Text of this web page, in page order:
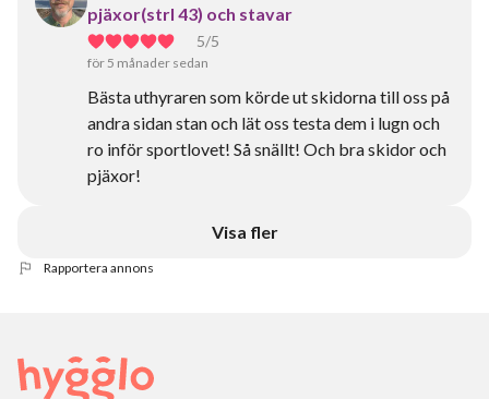
pjäxor(strl 43) och stavar
5/5
för 5 månader sedan
Bästa uthyraren som körde ut skidorna till oss på
andra sidan stan och lät oss testa dem i lugn och
ro inför sportlovet! Så snällt! Och bra skidor och
pjäxor!
Visa fler
Rapportera annons